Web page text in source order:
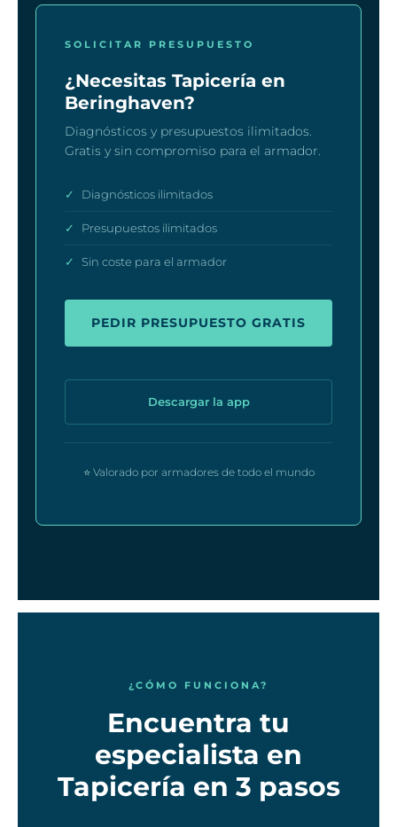
SOLICITAR PRESUPUESTO
¿Necesitas Tapicería en
Beringhaven?
Diagnósticos y presupuestos ilimitados.
Gratis y sin compromiso para el armador.
✓ Diagnósticos ilimitados
✓ Presupuestos ilimitados
✓ Sin coste para el armador
PEDIR PRESUPUESTO GRATIS
Descargar la app
⭐ Valorado por armadores de todo el mundo
¿CÓMO FUNCIONA?
Encuentra tu
especialista en
Tapicería en 3 pasos